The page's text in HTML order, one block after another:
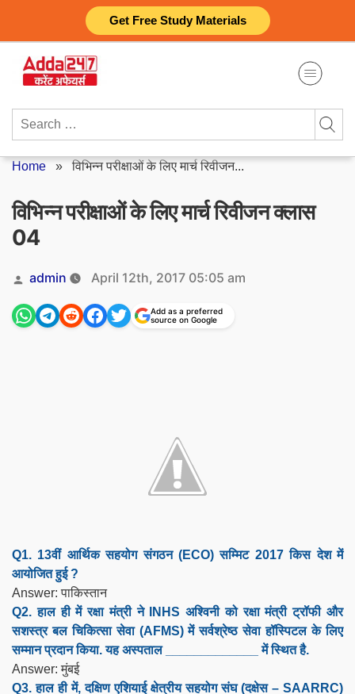
Get Free Study Materials
content
Search
Home »विभिन्न परीक्षाओं के लिए मार्च रिवीजन...
विभिन्न परीक्षाओं के लिए मार्च रिवीजन क्लास
04
Posted
by
admin April 12th, 2017 05:05 am
Add as a preferred
source on Google
Q1. 13वीं आर्थिक सहयोग संगठन (ECO) सम्मिट 2017 किस देश में
आयोजित हुई ?
Answer: पाकिस्तान
Q2. हाल ही में रक्षा मंत्री ने INHS अश्विनी को रक्षा मंत्री ट्रॉफी और
सशस्त्र बल चिकित्सा सेवा (AFMS) में सर्वश्रेष्ठ सेवा हॉस्पिटल के लिए
सम्मान प्रदान किया. यह अस्पताल _____________ में स्थित है.
Answer: मुंबई
Q3. हाल ही में, दक्षिण एशियाई क्षेत्रीय सहयोग संघ (दक्षेस – SAARRC)